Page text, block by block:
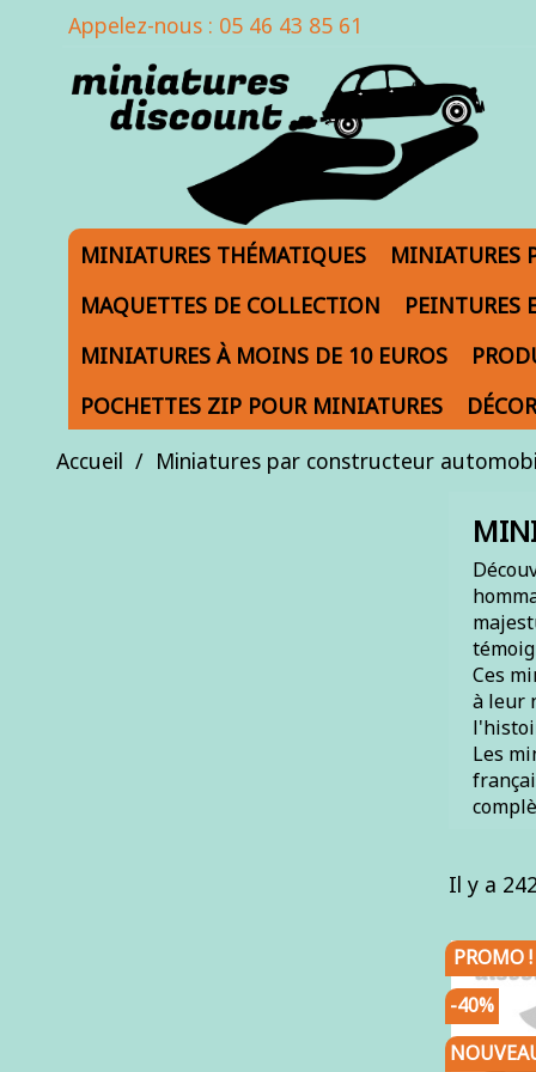
Appelez-nous : 05 46 43 85 61
MINIATURES THÉMATIQUES MINIATURES
MAQUETTES DE COLLECTION
PEINTURES
MINIATURES À MOINS DE 10 EUROS
POCHETTES ZIP POUR MINIATURES
Accueil
Miniatures par constructeur
Ces
à leur
Les
Il y a
PROMO !
-40%